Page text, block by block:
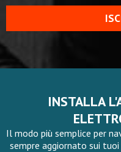
INSTALLA
Il modo più semplice per
sempre aggiornato sui